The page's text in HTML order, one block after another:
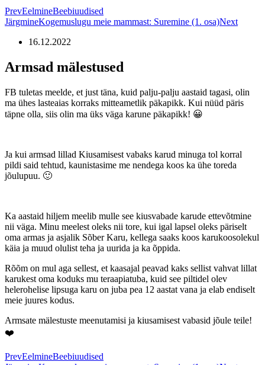
PrevEelmineBeebiuudised
JärgmineKogemuslugu meie mammast: Suremine (1. osa)Next
16.12.2022
Armsad mälestused
FB tuletas meelde, et just täna, kuid palju-palju aastaid tagasi, olin
ma ühes lasteaias korraks mitteametlik päkapikk. Kui nüüd päris
täpne olla, siis olin ma üks väga karune päkapikk! 😀
Ja kui armsad lillad Kiusamisest vabaks karud minuga tol korral
pildi said tehtud, kaunistasime me nendega koos ka ühe toreda
jõulupuu. 🙂
Ka aastaid hiljem meelib mulle see kiusvabade karude ettevõtmine
nii väga. Minu meelest oleks nii tore, kui igal lapsel oleks päriselt
oma armas ja asjalik Sõber Karu, kellega saaks koos karukoosolekul
käia ja muud olulist teha ja uurida ja ka õppida.
Rõõm on mul aga sellest, et kaasajal peavad kaks sellist vahvat lillat
karukest oma koduks mu teraapiatuba, kuid see piltidel olev
helerohelise lipsuga karu on juba pea 12 aastat vana ja elab endiselt
meie juures kodus.
Armsate mälestuste meenutamisi ja kiusamisest vabasid jõule teile!
❤️
PrevEelmineBeebiuudised